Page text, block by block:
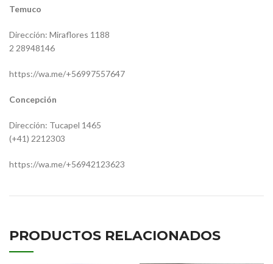
Temuco
Dirección: Miraflores 1188
2 28948146
https://wa.me/+56997557647
Concepción
Dirección: Tucapel 1465
(+41) 2212303
https://wa.me/+56942123623
PRODUCTOS RELACIONADOS